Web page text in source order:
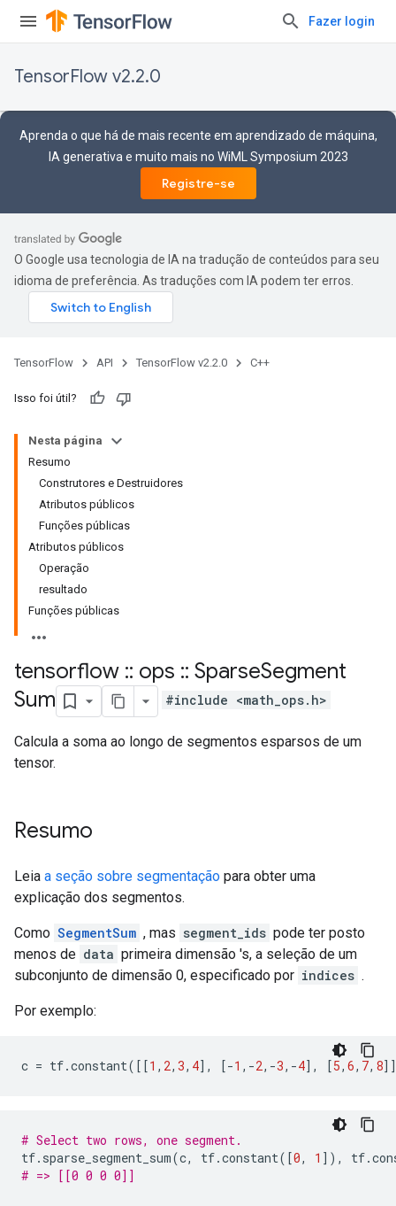
Fazer login
TensorFlow v2.2.0
Aprenda o que há de mais recente em aprendizado de máquina,
IA generativa e muito mais no WiML Symposium 2023
Registre-se
O Google usa tecnologia de IA na tradução de conteúdos para seu
idioma de preferência. As traduções com IA podem ter erros.
TensorFlow API TensorFlow v2.2.0 C++
Isso foi útil?
Nesta página
Resumo
Construtores e Destruidores
Atributos públicos
Funções públicas
Atributos públicos
Operação
resultado
Funções públicas
tensorflow :: ops :: SparseSegment
Sum
#include <math_ops.h>
Calcula a soma ao longo de segmentos esparsos de um
tensor.
Resumo
Leia a seção sobre segmentação para obter uma
explicação dos segmentos.
Como SegmentSum , mas segment_ids pode ter posto
menos de data primeira dimensão 's, a seleção de um
subconjunto de dimensão 0, especificado por indices .
Por exemplo:
c = tf.constant([[1 , 2, 3, 4], [-1 ,-2,-3,-4], [5, 6, 7, 8
# Select two rows, one segment.
tf. sparse_segment_sum(c, tf.constant([0, 1 ]), tf.
# => [[0 0 0 0]]